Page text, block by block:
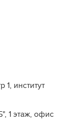
институт
1 этаж, офис